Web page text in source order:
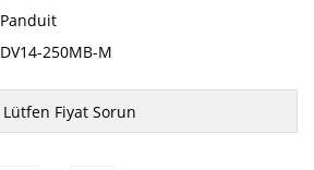
Panduit
DV14-250MB-M
Lütfen Fiyat Sorun